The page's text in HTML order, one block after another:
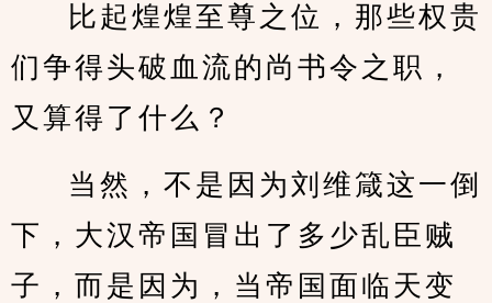
比起煌煌至尊之位，那些权贵
们争得头破血流的尚书令之职，
又算得了什么？
当然，不是因为刘维箴这一倒
下，大汉帝国冒出了多少乱臣贼
子，而是因为，当帝国面临天变